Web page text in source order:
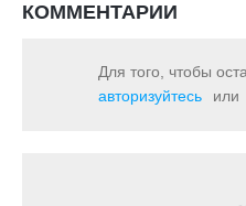
КОММЕНТАРИИ
Для того, чтобы
авторизуйтесь
или